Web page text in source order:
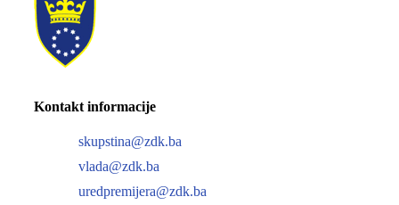
Kontakt informacije
skupstina@zdk.ba
vlada@zdk.ba
uredpremijera@zdk.ba